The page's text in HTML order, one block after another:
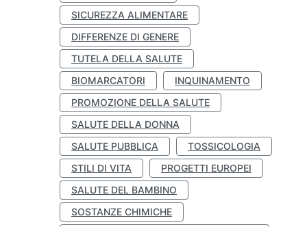
SICUREZZA ALIMENTARE
DIFFERENZE DI GENERE
TUTELA DELLA SALUTE
BIOMARCATORI
INQUINAMENTO
PROMOZIONE DELLA SALUTE
SALUTE DELLA DONNA
SALUTE PUBBLICA
TOSSICOLOGIA
STILI DI VITA
PROGETTI EUROPEI
SALUTE DEL BAMBINO
SOSTANZE CHIMICHE